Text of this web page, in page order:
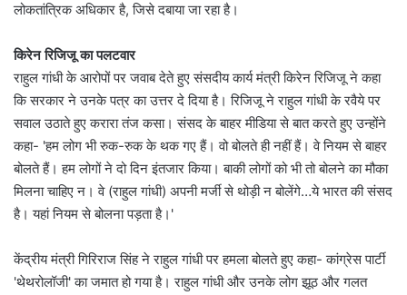
लोकतांत्रिक अधिकार है, जिसे दबाया जा रहा है।
किरेन रिजिजू का पलटवार
राहुल गांधी के आरोपों पर जवाब देते हुए संसदीय कार्य मंत्री किरेन रिजिजू ने कहा
कि सरकार ने उनके पत्र का उत्तर दे दिया है। रिजिजू ने राहुल गांधी के रवैये पर
सवाल उठाते हुए करारा तंज कसा। संसद के बाहर मीडिया से बात करते हुए उन्होंने
कहा- 'हम लोग भी रुक-रुक के थक गए हैं। वो बोलते ही नहीं हैं। वे नियम से बाहर
बोलते हैं। हम लोगों ने दो दिन इंतजार किया। बाकी लोगों को भी तो बोलने का मौका
मिलना चाहिए न। वे (राहुल गांधी) अपनी मर्जी से थोड़ी न बोलेंगे…ये भारत की संसद
है। यहां नियम से बोलना पड़ता है।'
केंद्रीय मंत्री गिरिराज सिंह ने राहुल गांधी पर हमला बोलते हुए कहा- कांग्रेस पार्टी
'थेथरोलॉजी' का जमात हो गया है। राहुल गांधी और उनके लोग झूठ और गलत